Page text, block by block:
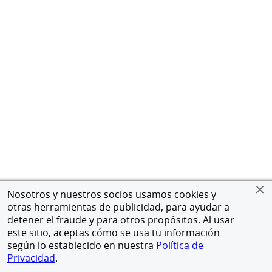
Nosotros y nuestros socios usamos cookies y
otras herramientas de publicidad, para ayudar a
detener el fraude y para otros propósitos. Al usar
este sitio, aceptas cómo se usa tu información
según lo establecido en nuestra Política de
Privacidad.